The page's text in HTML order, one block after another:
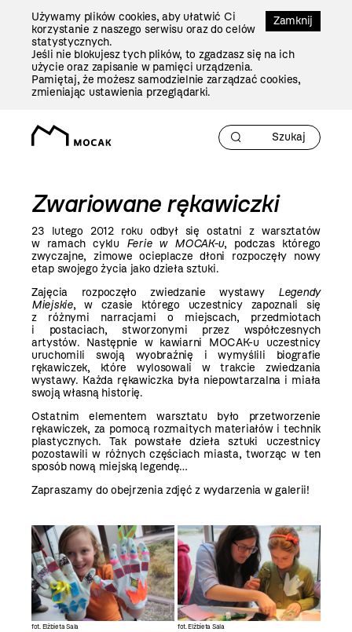
Zamknij
Używamy plików cookies, aby ułatwić Ci
korzystanie z naszego serwisu oraz do celów
statystycznych.
Jeśli nie blokujesz tych plików, to zgadzasz się na ich
użycie oraz zapisanie w pamięci urządzenia.
Pamiętaj, że możesz samodzielnie zarządzać cookies,
zmieniając ustawienia przeglądarki.
Zwariowane rękawiczki
23 lutego 2012 roku odbył się ostatni z warsztatów
w ramach cyklu Ferie w MOCAK-u, podczas którego
zwyczajne, zimowe ocieplacze dłoni rozpoczęły nowy
etap swojego życia jako dzieła sztuki.
Zajęcia rozpoczęło zwiedzanie wystawy Legendy
Miejskie, w czasie którego uczestnicy zapoznali się
z różnymi narracjami o miejscach, przedmiotach
i postaciach, stworzonymi przez współczesnych
artystów. Następnie w kawiarni MOCAK-u uczestnicy
uruchomili swoją wyobraźnię i wymyślili biografie
rękawiczek, które wylosowali w trakcie zwiedzania
wystawy. Każda rękawiczka była niepowtarzalna i miała
swoją własną historię.
Ostatnim elementem warsztatu było przetworzenie
rękawiczek, za pomocą rozmaitych materiałów i technik
plastycznych. Tak powstałe dzieła sztuki uczestnicy
pozostawili w różnych częściach miasta, tworząc w ten
sposób nową miejską legendę…
Zapraszamy do obejrzenia zdjęć z wydarzenia w galerii!
fot. Elżbieta Sala fot. Elżbieta Sala